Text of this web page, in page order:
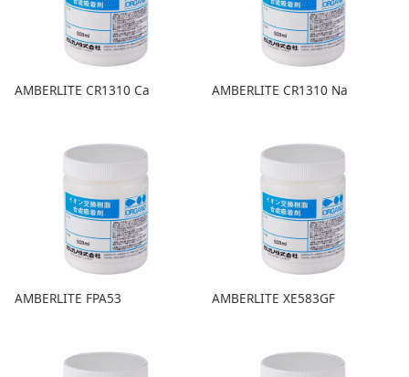
AMBERLITE CR1310 Ca AMBERLITE CR1310 Na
AMBERLITE FPA53 AMBERLITE XE583GF